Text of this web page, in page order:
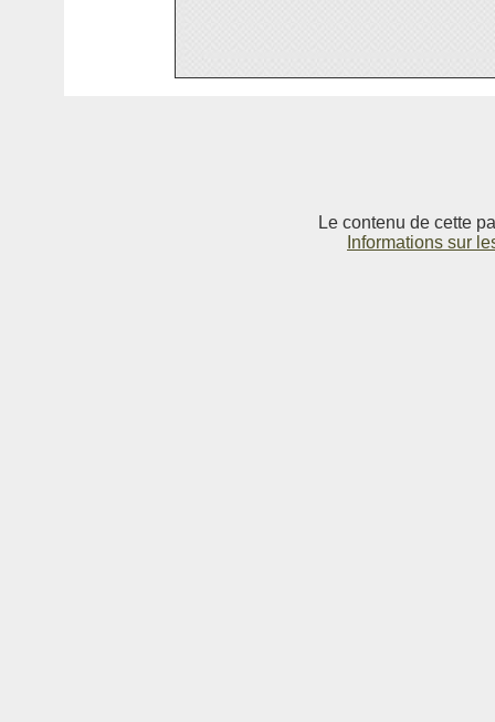
Le contenu de cette
Informations sur